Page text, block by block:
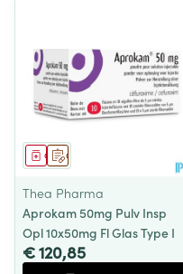
Op voorschrift
Geneesmiddel
Thea Pharma
Aprokam 50mg Pulv Insp
Opl 10x50mg Fl Glas Type I
€ 120,85